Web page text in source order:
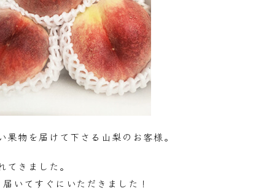
物を届けて下さる山梨のお客様。
きました。
いてすぐにいただきました！